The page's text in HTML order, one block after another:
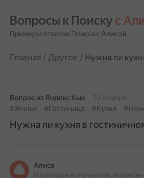
Вопросы к Поиску с
Примеры ответов Поиска с Алисой
Главная / Другое / Нужна ли
Вопрос из Яндекс Кью
22 ноября
#Жилье
#Гостиница #Кухня
Нужна ли кухня в
Алиса